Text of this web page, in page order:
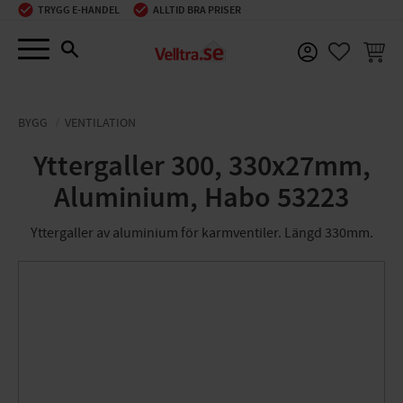
Meny
TRYGG E-HANDEL ALLTID BRA PRISER
BYGG VENTILATION
Yttergaller 300, 330x27mm,
Aluminium, Habo 53223
Yttergaller av aluminium för karmventiler. Längd 330mm.